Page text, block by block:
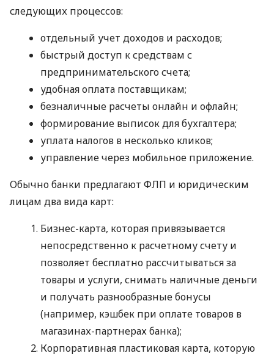
следующих процессов:
отдельный учет доходов и расходов;
быстрый доступ к средствам с
предпринимательского счета;
удобная оплата поставщикам;
безналичные расчеты онлайн и офлайн;
формирование выписок для бухгалтера;
уплата налогов в несколько кликов;
управление через мобильное приложение.
Обычно банки предлагают ФЛП и юридическим
лицам два вида карт:
Бизнес-карта, которая привязывается
непосредственно к расчетному счету и
позволяет бесплатно рассчитываться за
товары и услуги, снимать наличные деньги
и получать разнообразные бонусы
(например, кэшбек при оплате товаров в
магазинах-партнерах банка);
Корпоративная пластиковая карта, которую